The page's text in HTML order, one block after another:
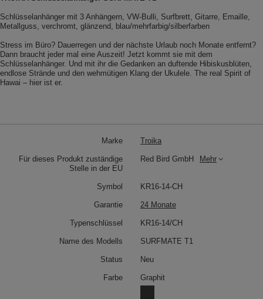
Schlüsselanhänger mit 3 Anhängern, VW-Bulli, Surfbrett, Gitarre, Emaille,
Metallguss, verchromt, glänzend, blau/mehrfarbig/silberfarben
Stress im Büro? Dauerregen und der nächste Urlaub noch Monate entfernt?
Dann braucht jeder mal eine Auszeit! Jetzt kommt sie mit dem
Schlüsselanhänger. Und mit ihr die Gedanken an duftende Hibiskusblüten,
endlose Strände und den wehmütigen Klang der Ukulele. The real Spirit of
Hawai – hier ist er.
Marke Troika
Für dieses Produkt zuständige
Stelle in der EU
Red Bird GmbH Mehr
Symbol KR16-14-CH
Garantie 24 Monate
Typenschlüssel KR16-14/CH
Name des Modells SURFMATE T1
Status Neu
Farbe Graphit